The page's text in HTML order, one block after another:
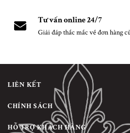
Tư vấn online 24/7
Giải đáp thắc mắc về đơn hàng
LIÊN KẾT
CHÍNH SÁCH
HỖ TRỢ KHÁCH HÀNG